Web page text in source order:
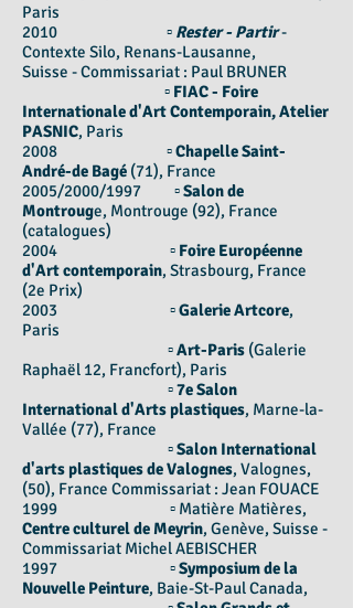
Paris
2010 ▫ Rester - Partir-
Contexte Silo, Renans-Lausanne,
Suisse -Commissariat : Paul BRUNER
▫ FIAC - Foire
Internationale d'Art Contemporain, Atelier
PASNIC, Paris
2008 ▫Chapelle Saint-
André-de Bagé (71), France
2005/2000/1997 ▫Salon de
Montrouge, Montrouge (92), France
(catalogues)
2004
▫ Foire Européenne
d'Art contemporain, Strasbourg, France
(2e Prix)
2003 ▫Galerie Artcore,
Paris
▫Art-Paris (Galerie
Raphaël 12, Francfort), Paris
▫7e Salon
International d'Arts plastiques, Marne-la-
Vallée (77), France
▫Salon International
d'arts plastiques de Valognes, Valognes,
(50), France Commissariat : Jean FOUACE
1999 ▫ Matière Matières,
Centre culturel de Meyrin, Genève, Suisse -
Commissariat Michel AEBISCHER
1997 ▫Symposium de la
Nouvelle Peinture, Baie-St-Paul Canada,